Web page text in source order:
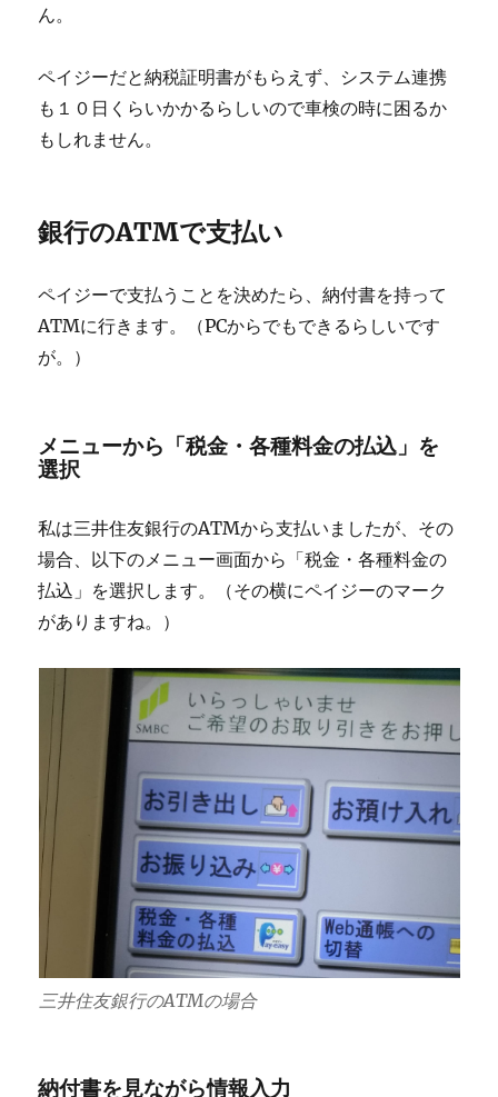
ん。
ペイジーだと納税証明書がもらえず、システム連携
も１０日くらいかかるらしいので車検の時に困るか
もしれません。
銀行のATMで支払い
ペイジーで支払うことを決めたら、納付書を持って
ATMに行きます。（PCからでもできるらしいです
が。）
メニューから「税金・各種料金の払込」を
選択
私は三井住友銀行のATMから支払いましたが、その
場合、以下のメニュー画面から「税金・各種料金の
払込」を選択します。（その横にペイジーのマーク
がありますね。）
三井住友銀行のATMの場合
納付書を見ながら情報入力